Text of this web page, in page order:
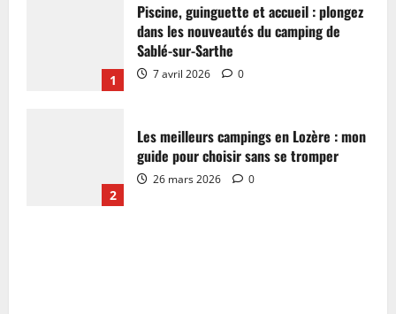
1
Piscine, guinguette et accueil : plongez
dans les nouveautés du camping de
Sablé-sur-Sarthe
7 avril 2026 0
2
Les meilleurs campings en Lozère : mon
guide pour choisir sans se tromper
26 mars 2026 0